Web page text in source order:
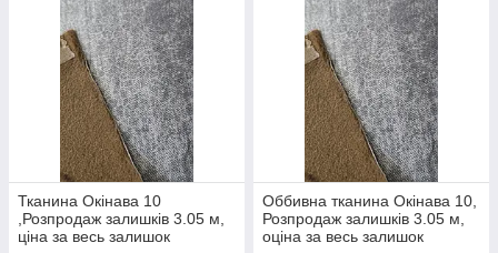
Тканина Окінава 10
,Розпродаж залишків 3.05 м,
ціна за весь залишок
Оббивна тканина Окінава 10,
Розпродаж залишків 3.05 м,
оціна за весь залишок